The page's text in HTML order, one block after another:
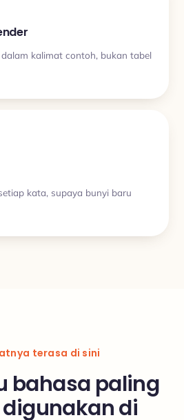
kalimat contoh, bukan tabel
kata, supaya bunyi baru
terasa di sini
bahasa paling
di